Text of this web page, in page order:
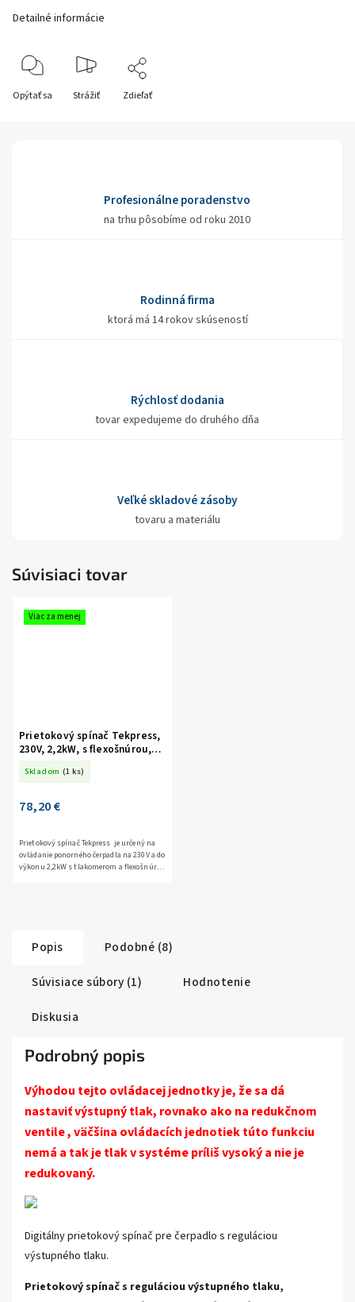
Detailné informácie
Opýtať sa Strážiť Zdieľať
Profesionálne poradenstvo
na trhu pôsobíme od roku 2010
Rodinná firma
ktorá má 14 rokov skúseností
Rýchlosť dodania
tovar expedujeme do druhého dňa
Veľké skladové zásoby
tovaru a materiálu
Súvisiaci tovar
Viac za menej
Prietokový spínač Tekpress,
230V, 2,2kW, s flexošnúrou,
Skladom (1 ks)
78,20 €
Prietokový spínač Tekpress je určený na
ovládanie ponorného čerpadla na 230V a do
výkonu 2,2kW s tlakomerom a flexošnúrou
Popis
Podobné (8)
Súvisiace súbory (1)
Hodnotenie
Diskusia
Podrobný popis
Výhodou tejto ovládacej jednotky je, že sa dá
nastaviť výstupný tlak, rovnako ako na redukčnom
ventile , väčšina ovládacích jednotiek túto funkciu
nemá a tak je tlak v systéme príliš vysoký a nie je
redukovaný.
Digitálny prietokový spínač pre čerpadlo s reguláciou
výstupného tlaku.
Prietokový spínač s reguláciou výstupného tlaku,